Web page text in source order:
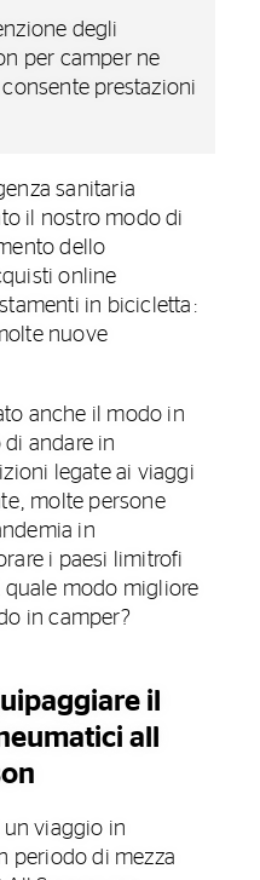
degli
per camper ne
prestazioni
sanitaria
il nostro modo di
dello
online
in bicicletta:
nuove
anche il modo in
andare in
legate ai viaggi
molte persone
in
i paesi limitrofi
quale modo migliore
in camper?
il
all
un viaggio in
periodo di mezza